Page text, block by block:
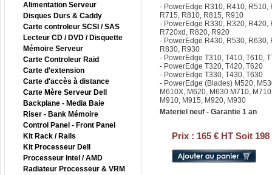
Alimentation Serveur
Disques Durs & Caddy
Carte controleur SCSI / SAS
Lecteur CD / DVD / Disquette
Mémoire Serveur
Carte Controleur Raid
Carte d'extension
Carte d'accès à distance
Carte Mère Serveur Dell
Backplane - Media Baie
Riser - Bank Mémoire
Control Panel - Front Panel
Kit Rack / Rails
Kit Processeur Dell
Processeur Intel / AMD
Radiateur Processeur & VRM
- PowerEdge R310, R410, R510,
R715, R810, R815, R910
- PowerEdge R330, R320, R420,
R720xd, R820, R920
- PowerEdge R430, R530, R630,
R830, R930
- PowerEdge T310, T410, T610,
- PowerEdge T320, T420, T620
- PowerEdge T330, T430, T630
- PowerEdge (Blades) M520,
M610X, M620, M630 M710,
M910, M915, M920, M930
Materiel neuf - Garantie 1 an
Prix : 165 € HT Soit 198